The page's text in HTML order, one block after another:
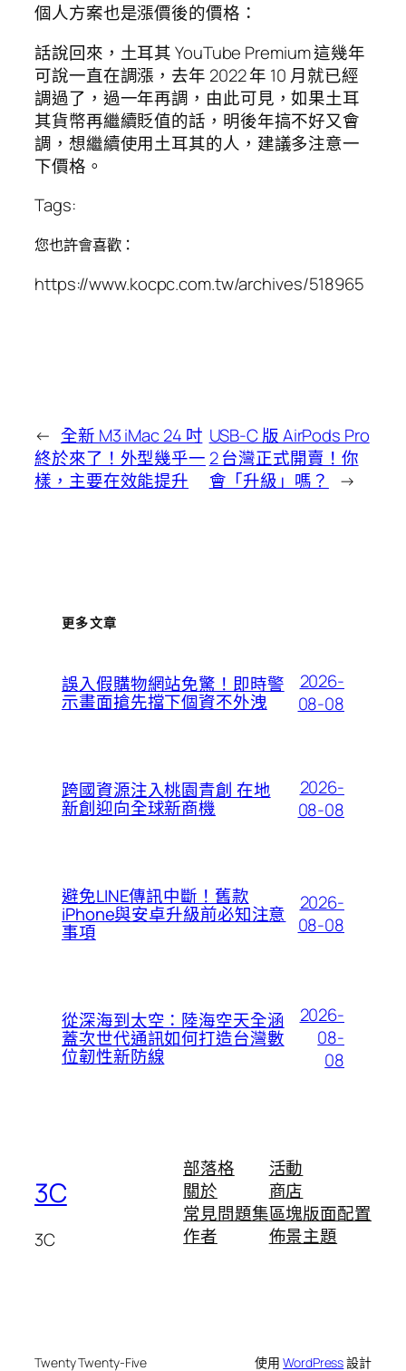
個人方案也是漲價後的價格：
話說回來，土耳其 YouTube Premium 這幾年
可說一直在調漲，去年 2022 年 10 月就已經
調過了，過一年再調，由此可見，如果土耳
其貨幣再繼續貶值的話，明後年搞不好又會
調，想繼續使用土耳其的人，建議多注意一
下價格。
Tags:
您也許會喜歡：
https://www.kocpc.com.tw/archives/518965
← 全新 M3 iMac 24 吋
終於來了！外型幾乎一
樣，主要在效能提升
USB-C 版 AirPods Pro
2 台灣正式開賣！你
會「升級」嗎？
→
更多文章
誤入假購物網站免驚！即時警
示畫面搶先擋下個資不外洩
2026-
08-08
跨國資源注入桃園青創 在地
新創迎向全球新商機
2026-
08-08
避免LINE傳訊中斷！舊款
iPhone與安卓升級前必知注意
事項
2026-
08-08
從深海到太空：陸海空天全涵
蓋次世代通訊如何打造台灣數
位韌性新防線
2026-
08-
08
3C
3C
部落格
關於
常見問題集
作者
活動
商店
區塊版面配置
佈景主題
Twenty Twenty-Five 使用WordPress設計